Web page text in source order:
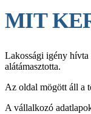
MIT
Lakossági igény hívta
alátámasztotta.
Az oldal mögött áll a
A vállalkozó